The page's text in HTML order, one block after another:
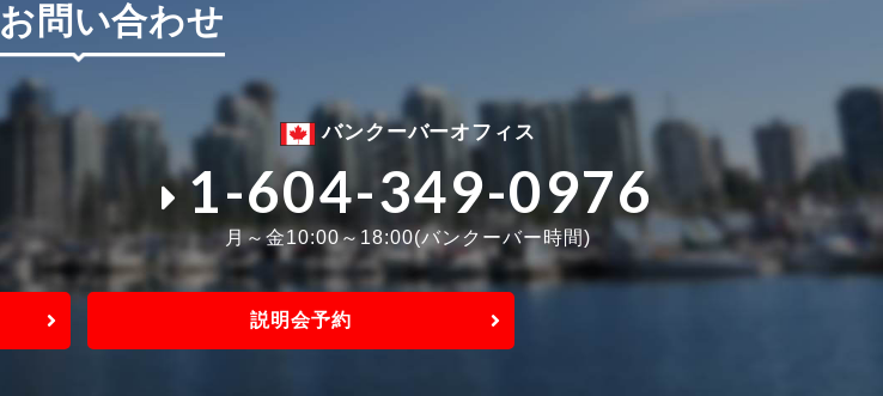
お問い合わせ
バンクーバーオフィス
1-604-349-0976
月～金10:00～18:00(バンクーバー時間)
説明会予約